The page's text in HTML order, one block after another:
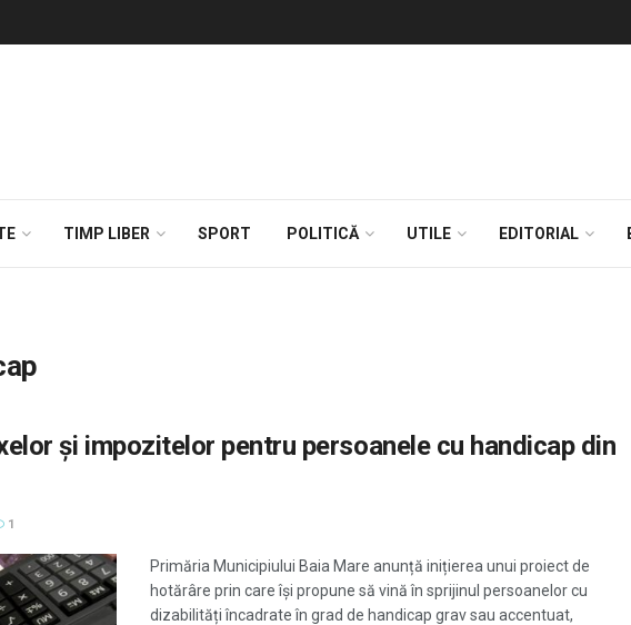
TIMP LIBER SPORT POLITICĂ UTILE EDITORIAL
și impozitelor pentru persoanele cu handicap din
1
Primăria Municipiului Baia Mare anunță inițierea unui proiect de
hotărâre prin care își propune să vină în sprijinul persoanelor cu
dizabilități încadrate în grad de handicap grav sau accentuat,